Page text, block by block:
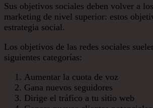
Sus objetivos sociales deben volver a
marketing de nivel superior: estos
estrategia social.
Los objetivos de las redes sociales
siguientes categorías:
Aumentar la cuota de voz
Gana nuevos seguidores
Dirige el tráfico a tu sitio web